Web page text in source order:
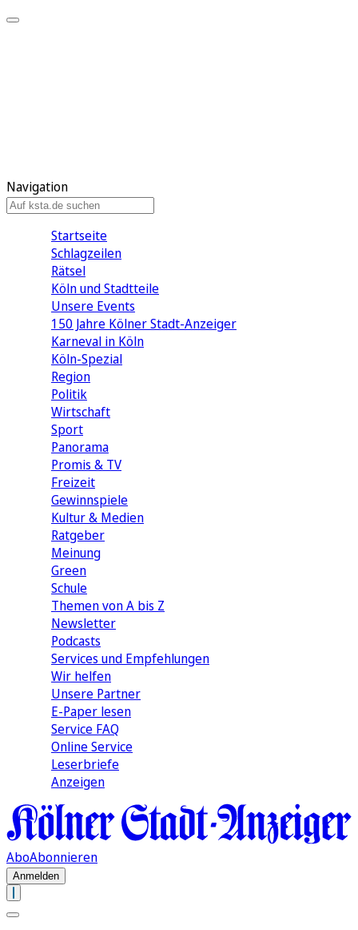
Navigation
Startseite
Schlagzeilen
Rätsel
Köln und Stadtteile
Unsere Events
150 Jahre Kölner Stadt-Anzeiger
Karneval in Köln
Köln-Spezial
Region
Politik
Wirtschaft
Sport
Panorama
Promis & TV
Freizeit
Gewinnspiele
Kultur & Medien
Ratgeber
Meinung
Green
Schule
Themen von A bis Z
Newsletter
Podcasts
Services und Empfehlungen
Wir helfen
Unsere Partner
E-Paper lesen
Service FAQ
Online Service
Leserbriefe
Anzeigen
AboAbonnieren
Anmelden